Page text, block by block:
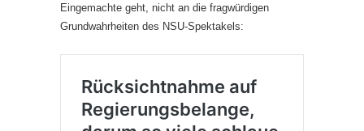
Eingemachte geht, nicht an die fragwürdigen
Grundwahrheiten des NSU-Spektakels: